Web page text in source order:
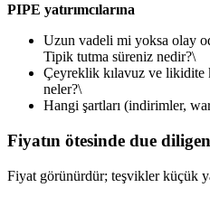
PIPE yatırımcılarına
Uzun vadeli mi yoksa olay
Tipik tutma süreniz nedir?\
Çeyreklik kılavuz ve
neler?\
Hangi şartları (indirimler,
Fiyatın ötesinde due
Fiyat görünürdür; teşvikler küçük